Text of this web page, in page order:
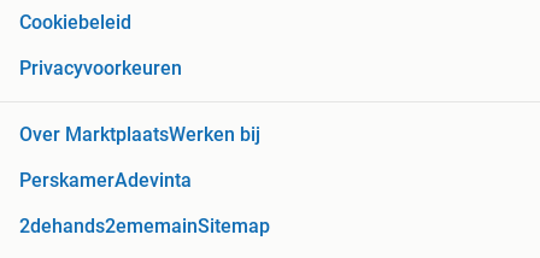
Cookiebeleid
Privacyvoorkeuren
Over MarktplaatsWerken bij
PerskamerAdevinta
2dehands2ememainSitemap